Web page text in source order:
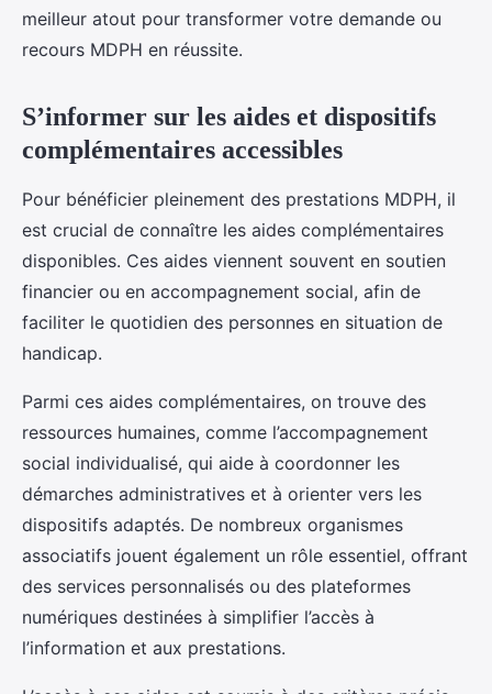
meilleur atout pour transformer votre demande ou
recours MDPH en réussite.
S’informer sur les aides et dispositifs
complémentaires accessibles
Pour bénéficier pleinement des prestations MDPH, il
est crucial de connaître les aides complémentaires
disponibles. Ces aides viennent souvent en soutien
financier ou en accompagnement social, afin de
faciliter le quotidien des personnes en situation de
handicap.
Parmi ces aides complémentaires, on trouve des
ressources humaines, comme l’accompagnement
social individualisé, qui aide à coordonner les
démarches administratives et à orienter vers les
dispositifs adaptés. De nombreux organismes
associatifs jouent également un rôle essentiel, offrant
des services personnalisés ou des plateformes
numériques destinées à simplifier l’accès à
l’information et aux prestations.